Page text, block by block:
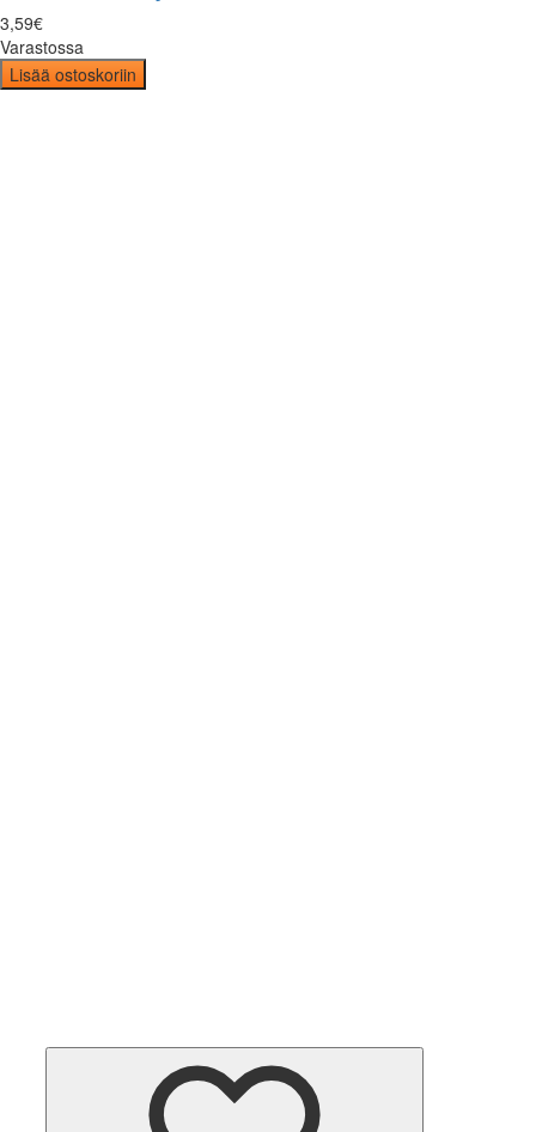
3,59€
Varastossa
Lisää ostoskoriin